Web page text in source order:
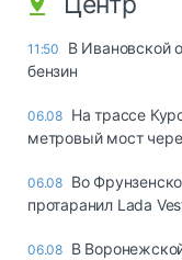
11:50
В Ивановской
бензин
06.08 На трассе
метровый мост
06.08 Во
протаранил Lada
06.08 В